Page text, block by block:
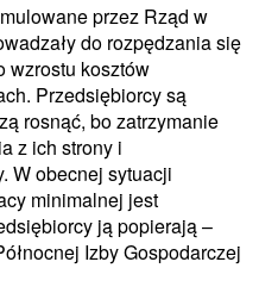
przez Rząd w
do rozpędzania się
wzrostu kosztów
Przedsiębiorcy są
rosnąć, bo zatrzymanie
z ich strony i
W obecnej sytuacji
minimalnej jest
ją popierają –
Izby Gospodarczej